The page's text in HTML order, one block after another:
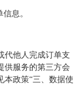
息。
代他人完成订单支
供服务的第三方会
本政策“三、数据使